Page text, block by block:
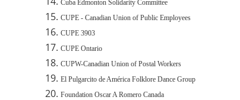
Cuba Edmonton Solidarity Committee
CUPE - Canadian Union of Public Employees
CUPE 3903
CUPE Ontario
CUPW-Canadian Union of Postal Workers
El Pulgarcito de América Folklore Dance Group
Foundation Oscar A Romero Canada